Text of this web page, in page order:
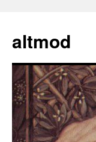
springen
altmod